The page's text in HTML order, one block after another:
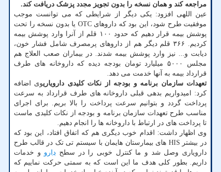
مراجعه کند و همان نسخه را بدون تجویز مجدد پزشک دریافت کند.
عین اللهی افزود: یکی دیگر از شرایطی که می توانست موجب
موفقیت طرح شود، این بود که داروهای OTC یا بدون نسخه را تحت
پوشش بیمه قرار دهیم که حدود ۱۰۰ قلم از آنرا وارد پوشش بیمه
کردیم. ۳۶۶ قلم دیگر هم از داروهای پرمصرف شامل فشار خون،
دیابت و... نیز وارد پوشش بیمه شدند. در بیماران صعب العلاج هم
مجلس ۵۰۰۰ میلیارد تومان بودجه دیده که داروخانه های طرف
قرارداد بیمه به آنها خدمت می دهد.
تعهدات سازمان برنامه و بودجه از نکات کلیدی دارویاریوی اضافه
کرد: امیدواریم بدهی قبلی داروخانه های طرف قرارداد به سرعت
پرداخت گردد و بتوانیم سرعت پرداخت را بالا بریم. برای اجرای
مناسب طرح تعهدات سازمان برنامه و بودجه از نکات کلیدی ماست
تا پرداخت های در ارتباط با داروخانه ها را انجام دهیم.
وی اظهار داشت: اقدام خوب دیگری هم که اتفاق افتاد، این بود که
در بیشتر HIS های بیمارستان هایمان با سیستم تی تک در قالب طرح
دارویاری وصل شد و ما کنترل خوبی را در سطح دارو و خدمات
داریم. بطور کلی هدف ما این است که به سمتی حرکت نماییم که